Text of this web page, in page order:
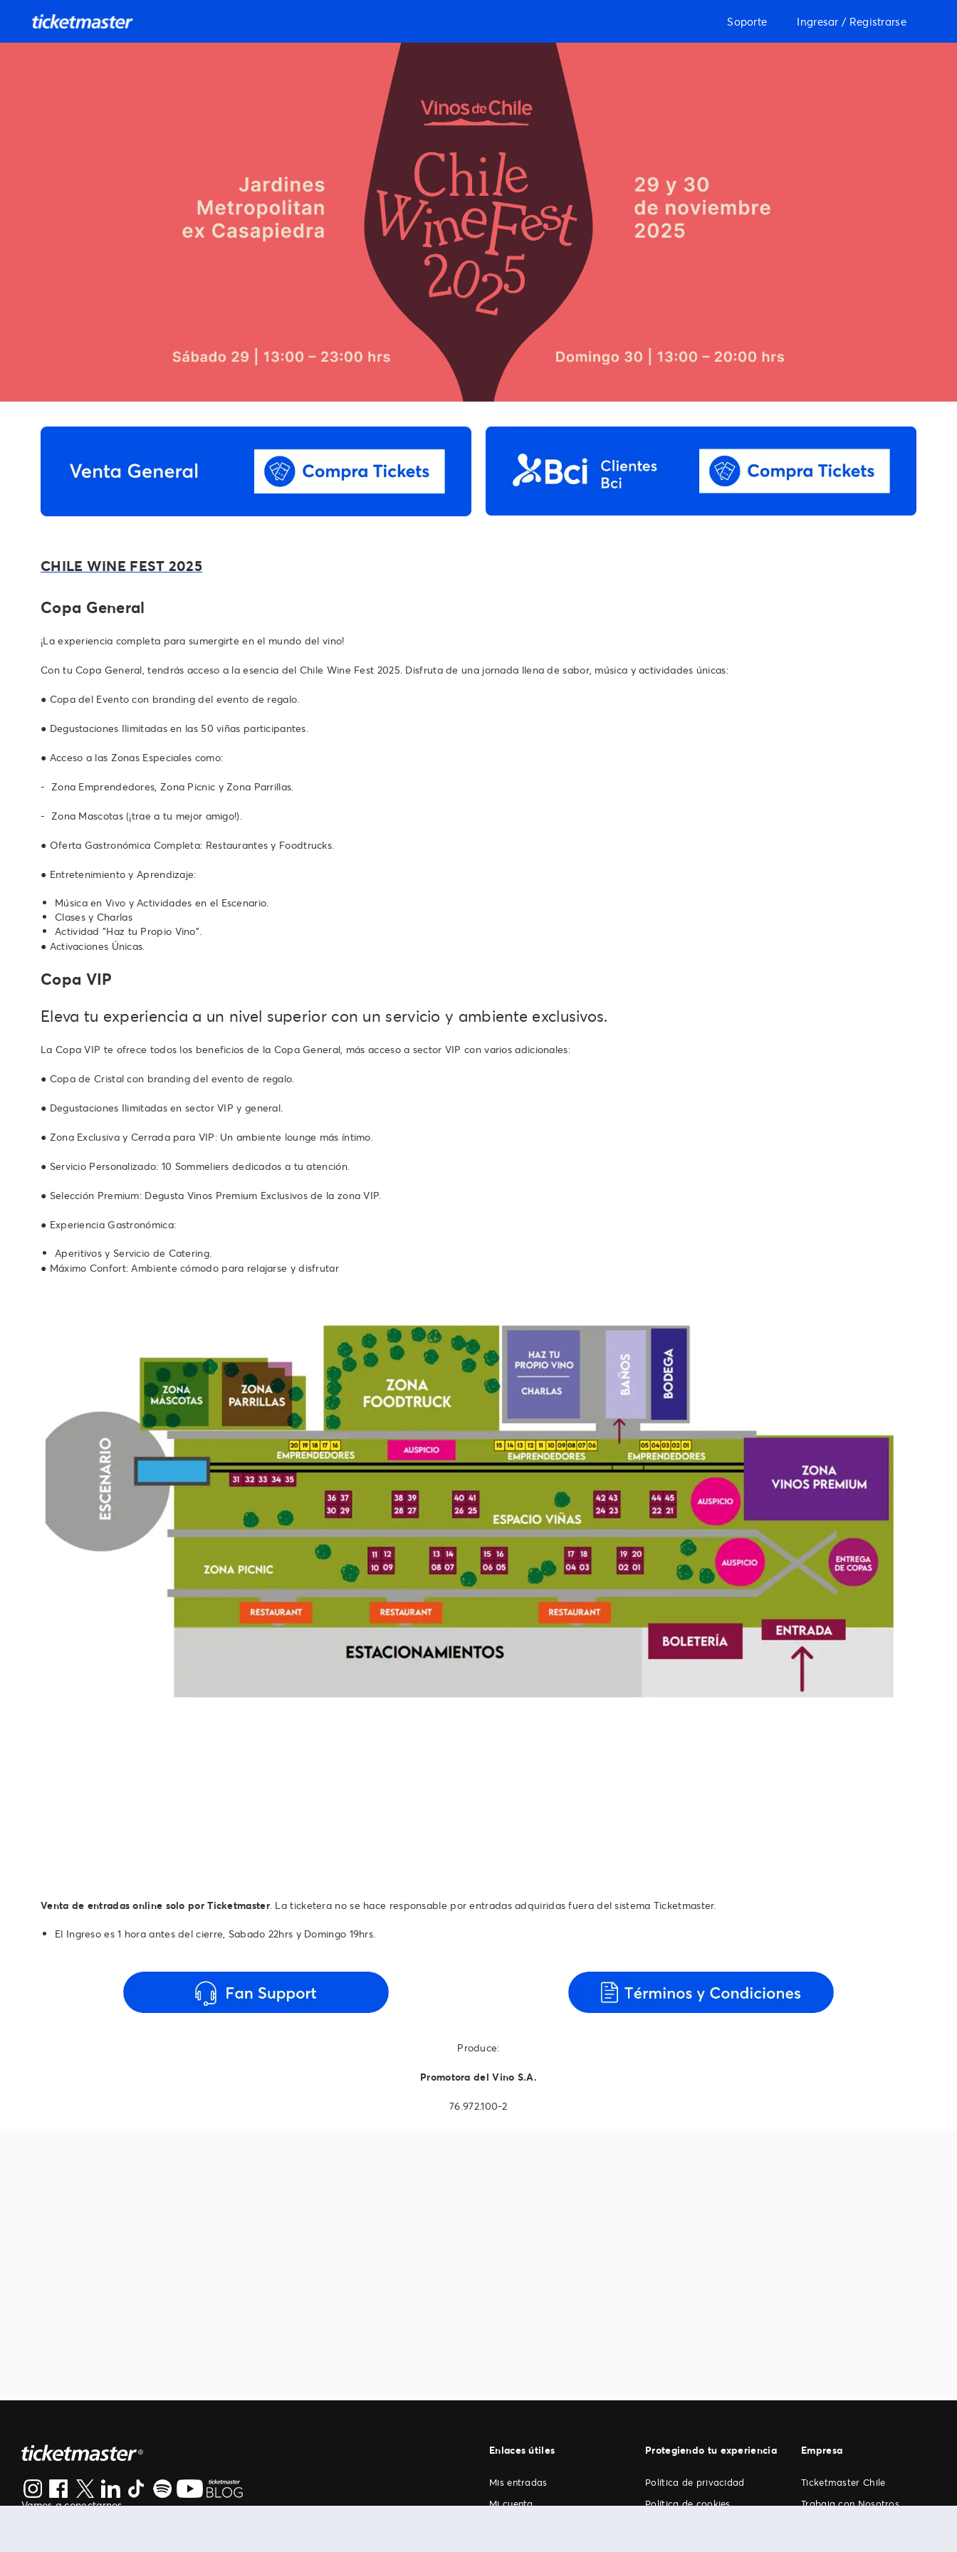
Soporte Ingresar / Registrarse
CHILE WINE FEST 2025
Copa General
¡La experiencia completa para sumergirte en el mundo del vino!
Con tu Copa General, tendrás acceso a la esencia del Chile Wine Fest 2025. Disfruta de una jornada llena de sabor, música y actividades únicas:
● Copa del Evento con branding del evento de regalo.
● Degustaciones Ilimitadas en las 50 viñas participantes.
● Acceso a las Zonas Especiales como:
- Zona Emprendedores, Zona Picnic y Zona Parrillas.
- Zona Mascotas (¡trae a tu mejor amigo!).
● Oferta Gastronómica Completa: Restaurantes y Foodtrucks.
● Entretenimiento y Aprendizaje:
Música en Vivo y Actividades en el Escenario.
Clases y Charlas
Actividad "Haz tu Propio Vino".
● Activaciones Únicas.
Copa VIP
Eleva tu experiencia a un nivel superior con un servicio y ambiente exclusivos.
La Copa VIP te ofrece todos los beneficios de la Copa General, más acceso a sector VIP con varios adicionales:
● Copa de Cristal con branding del evento de regalo.
● Degustaciones Ilimitadas en sector VIP y general.
● Zona Exclusiva y Cerrada para VIP: Un ambiente lounge más íntimo.
● Servicio Personalizado: 10 Sommeliers dedicados a tu atención.
● Selección Premium: Degusta Vinos Premium Exclusivos de la zona VIP.
● Experiencia Gastronómica:
Aperitivos y Servicio de Catering.
● Máximo Confort: Ambiente cómodo para relajarse y disfrutar
Venta de entradas online solo por Ticketmaster. La ticketera no se hace responsable por entradas adquiridas fuera del sistema Ticketmaster.
El Ingreso es 1 hora antes del cierre, Sabado 22hrs y Domingo 19hrs.
Produce:
Promotora del Vino S.A.
76.972.100-2
Vamos a conectarnos
Enlaces útiles
Mis entradas
Mi cuenta
Protegiendo tu experiencia
Política de privacidad
Política de cookies
Empresa
Ticketmaster Chile
Trabaja con Nosotros